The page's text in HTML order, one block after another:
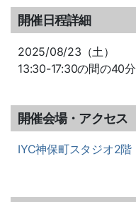
開催日程詳細
2025/08/23（土）
13:30-17:30の間の40分
開催会場・アクセス
IYC神保町スタジオ2階